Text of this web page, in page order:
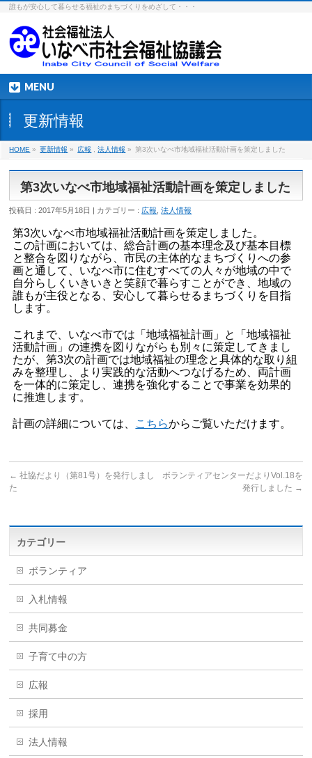
誰もが安心して暮らせる福祉のまちづくりをめざして・・・
MENU
更新情報
HOME » 更新情報 » 広報 ,法人情報 » 第3次いなべ市地域福祉活動計画を策定しました
第3次いなべ市地域福祉活動計画を策定しました
投稿日 : 2017年5月18日 | カテゴリー : 広報 ,法人情報
第3次いなべ市地域福祉活動計画を策定しました。
この計画においては、総合計画の基本理念及び基本目標
と整合を図りながら、市民の主体的なまちづくりへの参
画と通して、いなべ市に住むすべての人々が地域の中で
自分らしくいきいきと笑顔で暮らすことができ、地域の
誰もが主役となる、安心して暮らせるまちづくりを目指
します。
これまで、いなべ市では「地域福祉計画」と「地域福祉
活動計画」の連携を図りながらも別々に策定してきまし
たが、第3次の計画では地域福祉の理念と具体的な取り組
みを整理し、より実践的な活動へつなげるため、両計画
を一体的に策定し、連携を強化することで事業を効果的
に推進します。
計画の詳細については、 こちらからご覧いただけます。
← 社協だより（第81号）を発行しまし
た
ボランティアセンターだよりVol.18を
発行しました →
カテゴリー
ボランティア
入札情報
共同募金
子育て中の方
広報
採用
法人情報